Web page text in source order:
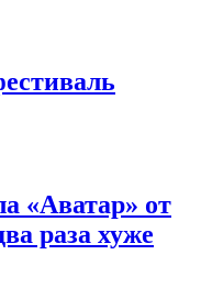
«Аватар» от
раза хуже